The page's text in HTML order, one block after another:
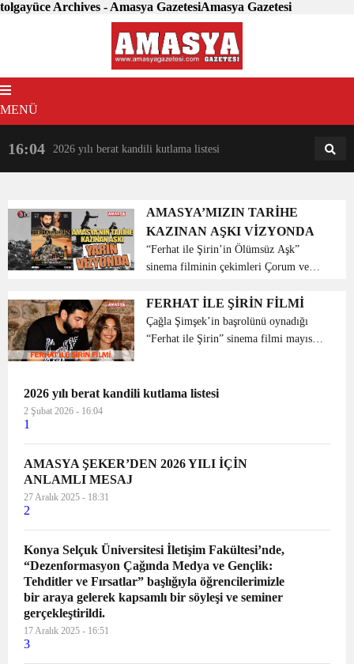
tolgayüce Archives - Amasya GazetesiAmasya Gazetesi
MENÜ
16:04 2026 yılı berat kandili kutlama listesi 18:31
AMASYA’MIZIN TARİHE
KAZINAN AŞKI VİZYONDA
“Ferhat ile Şirin’in Ölümsüz Aşk”
sinema filminin çekimleri Çorum ve
tüm sinemalarda vizyona girecek.
Başrollerinde Çağla Şimşek (Şirin) ve
Tolga Yüce (Ferhat)’n...
FERHAT İLE ŞİRİN FİLMİ
Çağla Şimşek’in başrolünü oynadığı
“Ferhat ile Şirin” sinema filmi mayıs
aşkı günümüze uyarlanar...
2026 yılı berat kandili kutlama listesi
2 Şubat 2026 - 16:04
1
AMASYA ŞEKER’DEN 2026 YILI İÇİN
ANLAMLI MESAJ
27 Aralık 2025 - 18:31
2
Konya Selçuk Üniversitesi İletişim Fakültesi’nde,
“Dezenformasyon Çağında Medya ve Gençlik:
Tehditler ve Fırsatlar” başlığıyla öğrencilerimizle
bir araya gelerek kapsamlı bir söyleşi ve seminer
gerçekleştirildi.
17 Aralık 2025 - 16:51
3